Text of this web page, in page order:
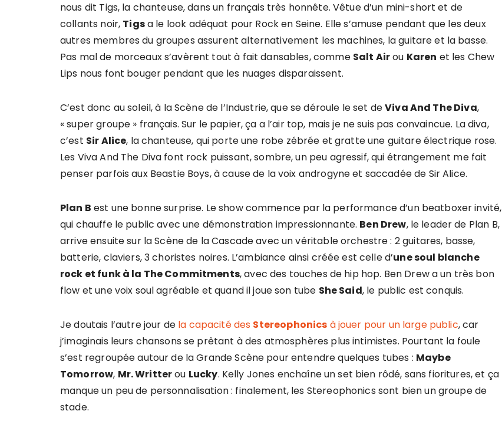
nous dit Tigs, la chanteuse, dans un français très honnête. Vêtue d’un mini-short et de
collants noir, Tigsa le look adéquat pour Rock en Seine. Elle s’amuse pendant que les deux
autres membres du groupes assurent alternativement les machines, la guitare et la basse.
Pas mal de morceaux s’avèrent tout à fait dansables, comme Salt Airou Karen et les Chew
Lips nous font bouger pendant que les nuages disparaissent.
C’est donc au soleil, à la Scène de l’Industrie, que se déroule le set deViva And The Diva,
« super groupe » français. Sur le papier, ça a l’air top, mais je ne suis pas convaincue. La diva,
c’est Sir Alice, la chanteuse, qui porte une robe zébrée et gratte une guitare électrique rose.
Les Viva And The Diva font rock puissant, sombre, un peu agressif, qui étrangement me fait
penser parfois aux Beastie Boys, à cause de la voix androgyne et saccadée de Sir Alice.
Plan B est une bonne surprise. Le show commence par la performance d’un beatboxer invité,
qui chauffe le public avec une démonstration impressionnante. Ben Drew, le leader de Plan B,
arrive ensuite sur la Scène de la Cascade avec un véritable orchestre : 2 guitares, basse,
batterie, claviers, 3 choristes noires. L’ambiance ainsi créée est celle d’une soul blanche
rock et funk à la The Commitments, avec des touches de hip hop. Ben Drew a un très bon
flow et une voix soul agréable et quand il joue son tube She Said, le public est conquis.
Je doutais l’autre jour de la capacité des Stereophonics à jouer pour un large public, car
j’imaginais leurs chansons se prêtant à des atmosphères plus intimistes. Pourtant la foule
s’est regroupée autour de la Grande Scène pour entendre quelques tubes : Maybe
Tomorrow, Mr. Writterou Lucky. Kelly Jones enchaîne un set bien rôdé, sans fioritures, et ça
manque un peu de personnalisation : finalement, les Stereophonics sont bien un groupe de
stade.